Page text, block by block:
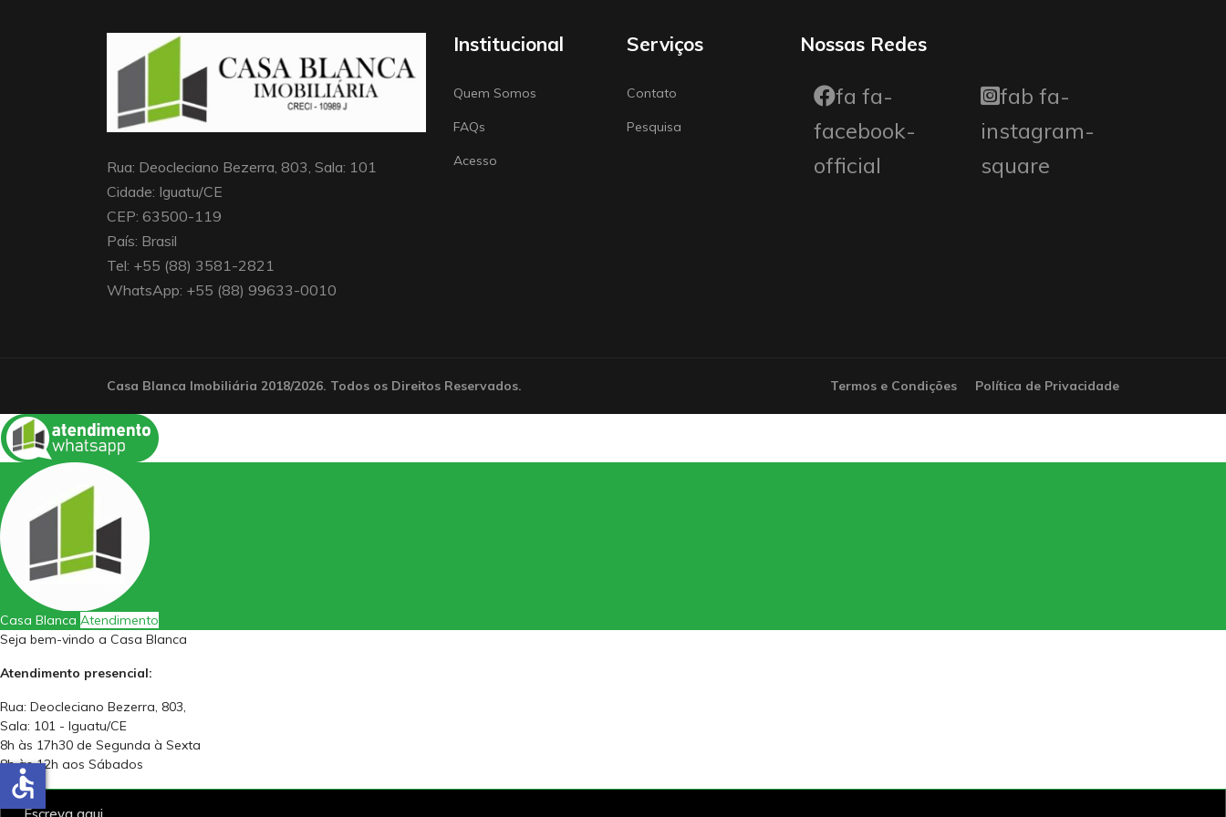
Rua: Deocleciano Bezerra, 803, Sala: 101
Cidade: Iguatu/CE
CEP: 63500-119
País: Brasil
Tel: +55 (88) 3581-2821
WhatsApp: +55 (88) 99633-0010
Institucional
Quem Somos
FAQs
Acesso
Serviços
Contato
Pesquisa
Nossas Redes
fa fa-
facebook-
official
fab fa-
instagram-
square
Casa Blanca Imobiliária 2018/2026. Todos os Direitos Reservados. Termos e Condições Política de Privacidade
Casa Blanca Atendimento
Seja bem-vindo a Casa Blanca
Atendimento presencial:
Rua: Deocleciano Bezerra, 803,
Sala: 101 - Iguatu/CE
8h às 17h30 de Segunda à Sexta
8h às 12h aos Sábados
accessible